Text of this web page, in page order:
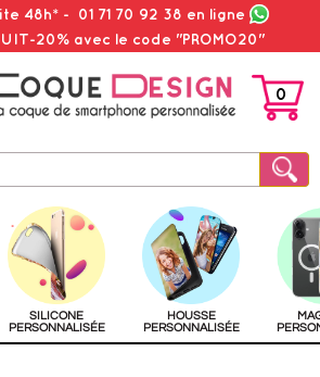
48h* - 01 71 70 92 38 en ligne
20% avec le code "PROMO20"
PANIER
0
SILICONE
PERSONNALISÉE
HOUSSE
PERSONNALISÉE